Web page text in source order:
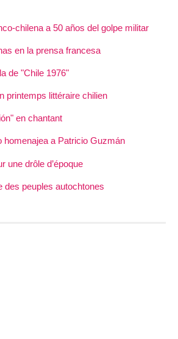
chilena a 50 años del golpe militar
en la prensa francesa
de "Chile 1976"
printemps littéraire chilien
en chantant
homenajea a Patricio Guzmán
une drôle d’époque
des peuples autochtones